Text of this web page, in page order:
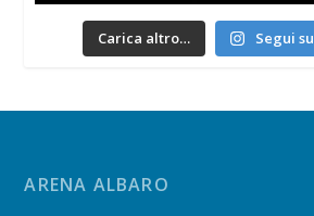
Carica altro… Segui
ARENA ALBARO